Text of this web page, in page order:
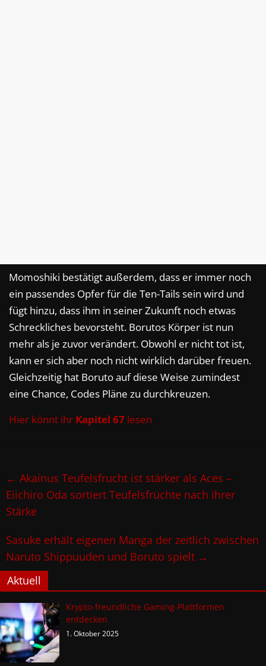
Momoshiki bestätigt außerdem, dass er immer noch
ein passendes Opfer für die Ten-Tails sein wird und
fügt hinzu, dass ihm in seiner Zukunft noch etwas
Schreckliches bevorsteht. Borutos Körper ist nun
mehr als je zuvor verändert. Obwohl er nicht tot ist,
kann er sich aber noch nicht wirklich darüber freuen.
Gleichzeitig hat Boruto auf diese Weise zumindest
eine Chance, Codes Pläne zu durchkreuzen.
Hier könnt ihr Kapitel 67 lesen
← Akainus Teufelsfrucht ist stärker als Aces –
Eiichiro Oda sortiert Teufelsfrüchte nach ihrer
Stärke
Sasuke erhält eigenen Manga der zeitlich zwischen
Naruto Shippuuden und Boruto spielt →
Aktuell
Krypto-freundliche Gaming-Plattformen
entdecken
1. Oktober 2025